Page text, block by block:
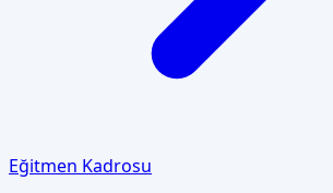
Eğitmen Kadrosu